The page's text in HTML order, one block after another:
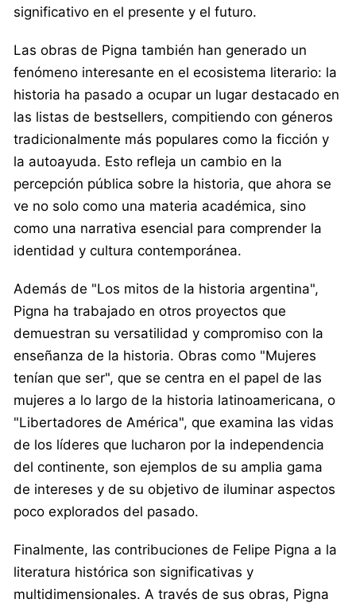
significativo en el presente y el futuro.
Las obras de Pigna también han generado un
fenómeno interesante en el ecosistema literario: la
historia ha pasado a ocupar un lugar destacado en
las listas de bestsellers, compitiendo con géneros
tradicionalmente más populares como la ficción y
la autoayuda. Esto refleja un cambio en la
percepción pública sobre la historia, que ahora se
ve no solo como una materia académica, sino
como una narrativa esencial para comprender la
identidad y cultura contemporánea.
Además de "Los mitos de la historia argentina",
Pigna ha trabajado en otros proyectos que
demuestran su versatilidad y compromiso con la
enseñanza de la historia. Obras como "Mujeres
tenían que ser", que se centra en el papel de las
mujeres a lo largo de la historia latinoamericana, o
"Libertadores de América", que examina las vidas
de los líderes que lucharon por la independencia
del continente, son ejemplos de su amplia gama
de intereses y de su objetivo de iluminar aspectos
poco explorados del pasado.
Finalmente, las contribuciones de Felipe Pigna a la
literatura histórica son significativas y
multidimensionales. A través de sus obras, Pigna